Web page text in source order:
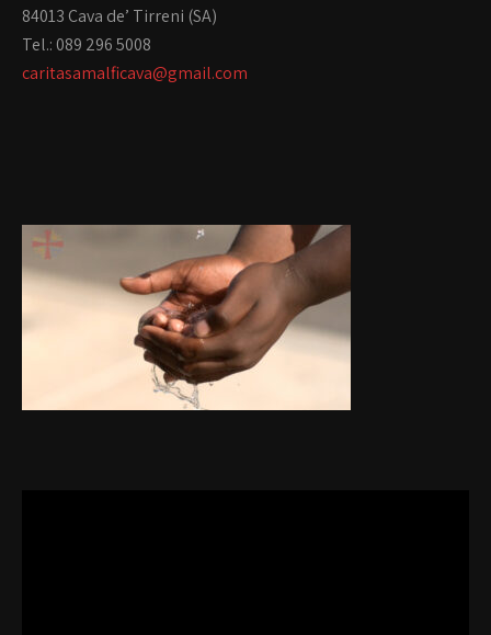
84013 Cava de’ Tirreni (SA)
Tel.: 089 296 5008
caritasamalficava@gmail.com